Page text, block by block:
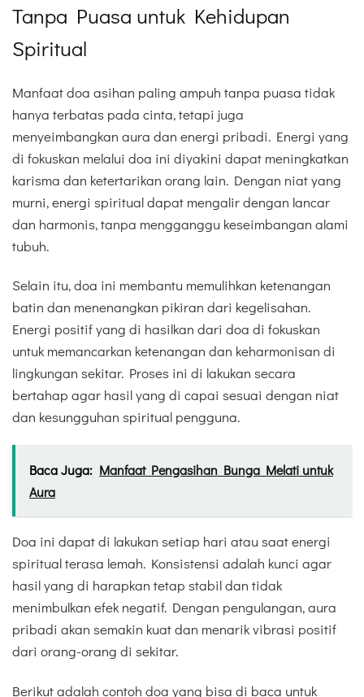
Tanpa Puasa untuk Kehidupan
Spiritual
Manfaat doa asihan paling ampuh tanpa puasa tidak
hanya terbatas pada cinta, tetapi juga
menyeimbangkan aura dan energi pribadi. Energi yang
di fokuskan melalui doa ini diyakini dapat meningkatkan
karisma dan ketertarikan orang lain. Dengan niat yang
murni, energi spiritual dapat mengalir dengan lancar
dan harmonis, tanpa mengganggu keseimbangan alami
tubuh.
Selain itu, doa ini membantu memulihkan ketenangan
batin dan menenangkan pikiran dari kegelisahan.
Energi positif yang di hasilkan dari doa di fokuskan
untuk memancarkan ketenangan dan keharmonisan di
lingkungan sekitar. Proses ini di lakukan secara
bertahap agar hasil yang di capai sesuai dengan niat
dan kesungguhan spiritual pengguna.
Baca Juga: Manfaat Pengasihan Bunga Melati untuk
Aura
Doa ini dapat di lakukan setiap hari atau saat energi
spiritual terasa lemah. Konsistensi adalah kunci agar
hasil yang di harapkan tetap stabil dan tidak
menimbulkan efek negatif. Dengan pengulangan, aura
pribadi akan semakin kuat dan menarik vibrasi positif
dari orang-orang di sekitar.
Berikut adalah contoh doa yang bisa di baca untuk